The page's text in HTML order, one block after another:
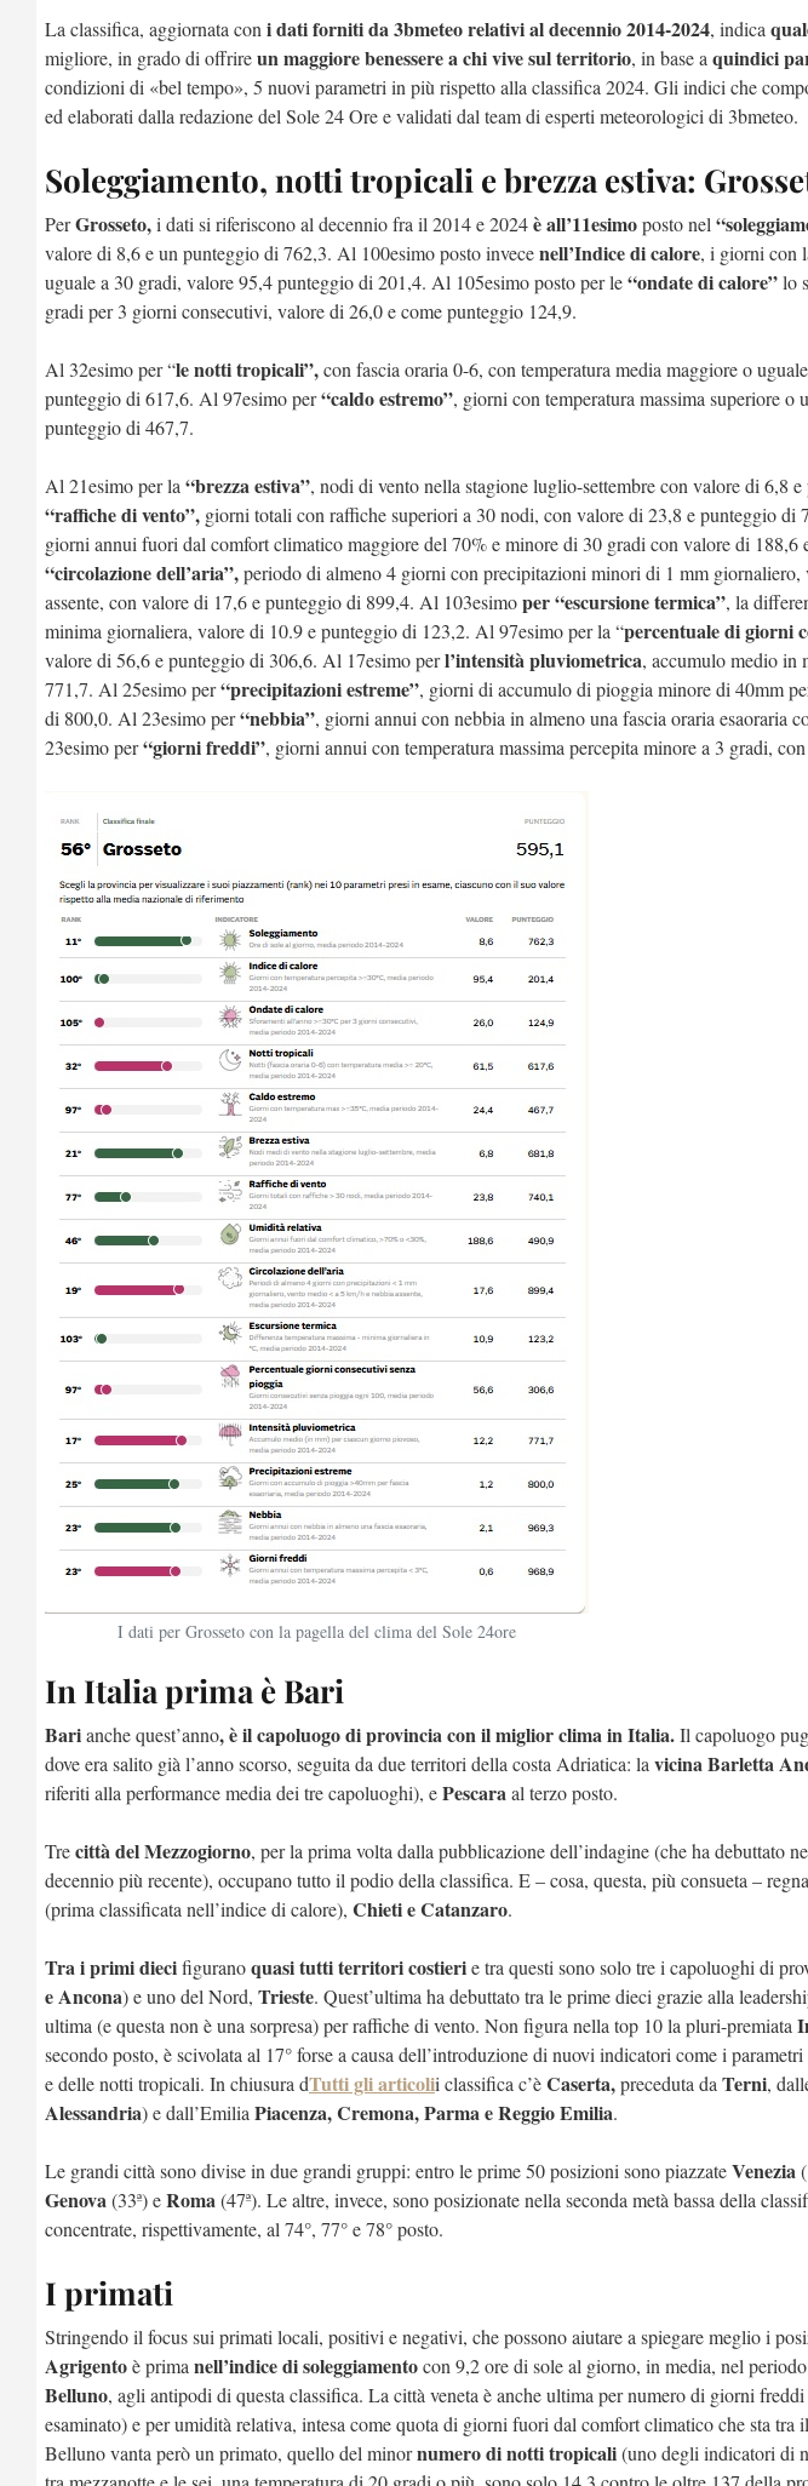
La classifica, aggiornata con i dati forniti da 3bmeteo relativi al decennio 2014-2024, indica
migliore, in grado di offrireun maggiore benessere a chi vive sul territorio, in base a quindici
condizioni di «bel tempo», 5 nuovi parametri in più rispetto alla classifica 2024. Gli indici che
ed elaborati dalla redazione del Sole 24 Ore e validati dal team di esperti meteorologici di 3bmeteo.
Soleggiamento, notti tropicali e brezza estiva:
PerGrosseto,i dati si riferiscono al decennio fra il 2014 e 2024è all’11esimoposto nel
valore di 8,6 e un punteggio di 762,3. Al 100esimo posto invecenell’Indice di calore, i giorni con
uguale a 30 gradi, valore 95,4 punteggio di 201,4. Al 105esimo posto per le“ondate di calore”lo
gradi per 3 giorni consecutivi, valore di 26,0 e come punteggio 124,9.
Al 32esimo per “le notti tropicali”,con fascia oraria 0-6, con temperatura media maggiore o
punteggio di 617,6. Al 97esimo per“caldo estremo”, giorni con temperatura massima superiore
punteggio di 467,7.
Al 21esimo per la “brezza estiva”, nodi di vento nella stagione luglio-settembre con valore di 6,8
“raffiche di vento”, giorni totali con raffiche superiori a 30 nodi, con valore di 23,8 e punteggio di
giorni annui fuori dal comfort climatico maggiore del 70% e minore di 30 gradi con valore di
“circolazione dell’aria”,periodo di almeno 4 giorni con precipitazioni minori di 1 mm giornaliero,
assente, con valore di 17,6 e punteggio di 899,4. Al 103esimoper “escursione termica”, la
minima giornaliera, valore di 10.9 e punteggio di 123,2. Al 97esimo per la “percentuale di giorni
valore di 56,6 e punteggio di 306,6. Al 17esimo perl’intensità pluviometrica, accumulo medio in
771,7. Al 25esimo per“precipitazioni estreme”, giorni di accumulo di pioggia minore di 40mm
di 800,0. Al 23esimo per“nebbia”, giorni annui con nebbia in almeno una fascia oraria esaoraria
23esimo per“giorni freddi”, giorni annui con temperatura massima percepita minore a 3 gradi,
I dati per Grosseto con la pagella del clima del Sole 24ore
In Italia prima è Bari
Barianche quest’anno, è il capoluogo di provincia con il miglior clima in Italia.Il capoluogo
dove era salito già l’anno scorso, seguita da due territori della costa Adriatica: la vicina Barletta
riferiti alla performance media dei tre capoluoghi), ePescaraal terzo posto.
Trecittà del Mezzogiorno, per la prima volta dalla pubblicazione dell’indagine (che ha debuttato
decennio più recente), occupano tutto il podio della classifica. E – cosa, questa, più consueta –
(prima classificata nell’indice di calore), Chieti e Catanzaro.
Tra i primi diecifiguranoquasi tutti territori costierie tra questi sono solo tre i capoluoghi di
e Ancona) e uno del Nord, Trieste. Quest’ultima ha debuttato tra le prime dieci grazie alla
ultima (e questa non è una sorpresa) per raffiche di vento. Non figura nella top 10 la pluri-premiata
secondo posto, è scivolata al 17° forse a causa dell’introduzione di nuovi indicatori come i
e delle notti tropicali. In chiusura dTutti gli articolii classifica c’èCaserta,preceduta da Terni,
Alessandria) e dall’Emilia Piacenza, Cremona, Parma e Reggio Emilia.
Le grandi città sono divise in due grandi gruppi: entro le prime 50 posizioni sono piazzateVenezia
Genova(33ª) eRoma(47ª). Le altre, invece, sono posizionate nella seconda metà bassa della
concentrate, rispettivamente, al 74°, 77° e 78° posto.
I primati
Stringendo il focus sui primati locali, positivi e negativi, che possono aiutare a spiegare meglio i
Agrigentoè prima nell’indice di soleggiamentocon 9,2 ore di sole al giorno, in media, nel
Belluno, agli antipodi di questa classifica. La città veneta è anche ultima per numero di giorni
esaminato) e per umidità relativa, intesa come quota di giorni fuori dal comfort climatico che sta
Belluno vanta però un primato, quello del minornumero di notti tropicali(uno degli indicatori di